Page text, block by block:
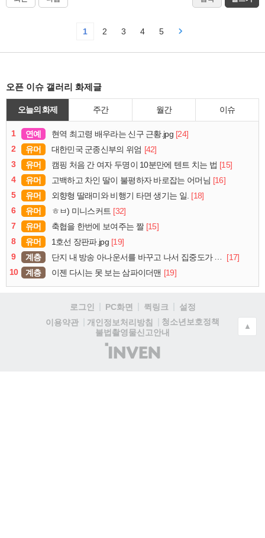
1 2 3 4 5
오픈 이슈 갤러리 화제글
오늘의 화제 주간 월간 이슈
1 연예 현역 최고령 배우라는 신구 근황.jpg [24]
2
유머 대한민국 군종신부의 위엄 [42]
3
유머 캠핑 처음 간 여자 두명이 10분만에 텐트 치는 법 [15]
4
유머 고백하고 차인 딸이 불평하자 바로잡는 어머님 [16]
5
유머 외향형 딸래미와 비행기 타면 생기는 일. [18]
6
유머 ㅎㅂ) 미니스커트 [32]
7
유머 축협을 한번에 보여주는 짤 [15]
8
유머 1호선 장판파.jpg [19]
9
계층 단지 내 방송 아나운서를 바꾸고 나서 집중도가 확 올라갔다는 한 아파트의 안내방송
[17]
10
계층 이젠 다시는 못 보는 삼파이더맨 [19]
로그인 PC화면 퀵링크
설정
이용약관
개인정보처리방침
청소년보호정책
불법촬영물신고안내
(주)
인
▲